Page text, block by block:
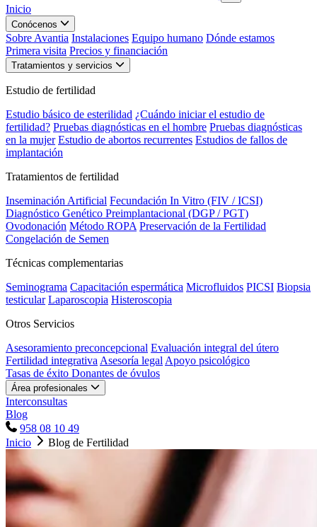
Inicio
Conócenos
Sobre Avantia Instalaciones Equipo humano Dónde estamos
Primera visita Precios y financiación
Tratamientos y servicios
Estudio de fertilidad
Estudio básico de esterilidad ¿Cuándo iniciar el estudio de
fertilidad? Pruebas diagnósticas en el hombre Pruebas diagnósticas
en la mujer Estudio de abortos recurrentes Estudios de fallos de
implantación
Tratamientos de fertilidad
Inseminación Artificial Fecundación In Vitro (FIV / ICSI)
Diagnóstico Genético Preimplantacional (DGP / PGT)
Ovodonación Método ROPA Preservación de la Fertilidad
Congelación de Semen
Técnicas complementarias
Seminograma Capacitación espermática Microfluidos PICSI Biopsia
testicular Laparoscopia Histeroscopia
Otros Servicios
Asesoramiento preconcepcional Evaluación integral del útero
Fertilidad integrativa Asesoría legal Apoyo psicológico
Tasas de éxito Donantes de óvulos
Área profesionales
Interconsultas
Blog
958 08 10 49
Inicio
Blog de Fertilidad